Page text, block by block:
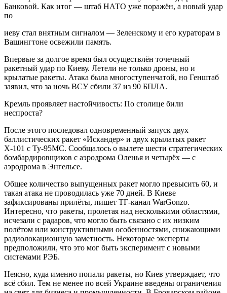
Банковой. Как итог — штаб НАТО уже поражён, а новый удар
по
иеву стал внятным сигналом — Зеленскому и его кураторам в
Вашингтоне освежили память.
Впервые за долгое время был осуществлён точечный
ракетный удар по Киеву. Летели не только дроны, но и
крылатые ракеты. Атака была многоступенчатой, но Генштаб
заявил, что за ночь ВСУ сбили 37 из 90 БПЛА.
Кремль проявляет настойчивость: По столице били
неспроста?
После этого последовал одновременный запуск двух
баллистических ракет «Искандер» и двух крылатых ракет
Х-101 с Ту-95МС. Сообщалось о вылете шести стратегических
бомбардировщиков с аэродрома Оленья и четырёх — с
аэродрома в Энгельсе.
Общее количество выпущенных ракет могло превысить 60, и
такая атака не проводилась уже 70 дней. В Киеве
зафиксированы прилёты, пишет ТГ-канал WarGonzo.
Интересно, что ракеты, пролетая над несколькими областями,
исчезали с радаров, что могло быть связано с их низким
полётом или конструктивными особенностями, снижающими
радиолокационную заметность. Некоторые эксперты
предположили, что это мог быть эксперимент с новыми
системами РЭБ.
Неясно, куда именно попали ракеты, но Киев утверждает, что
всё сбил. Тем не менее по всей Украине введены ограничения